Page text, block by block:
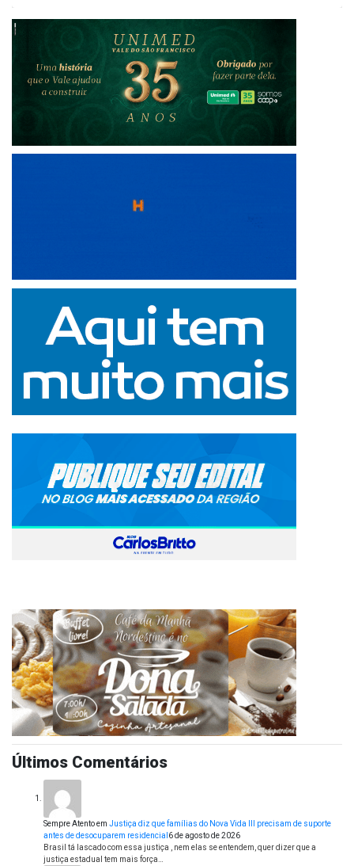
Últimos Comentários
Sempre Atentoem Justiça diz que famílias do Nova Vida III precisam de suporte
antes de desocuparem residencial 6 de agosto de 2026
Brasil tá lascado com essa justiça , nem elas se entendem, quer dizer que a
justiça estadual tem mais força…